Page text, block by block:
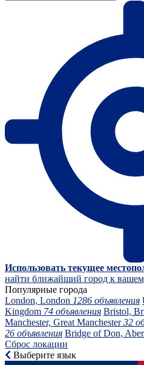
Использовать текущее
найти ближайший город к
Популярные города
London, London 1286 объявления
Kingdom 74 объявления Bristol,
Manchester, Great Manchester32
26 объявления Bridge of Don,
Сброс локации
Выберите язык